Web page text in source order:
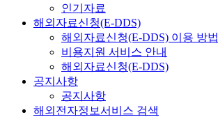
인기자료
해외자료신청(E-DDS)
해외자료신청(E-DDS) 이용 방법
비용지원 서비스 안내
해외자료신청(E-DDS)
공지사항
공지사항
해외전자정보서비스 검색